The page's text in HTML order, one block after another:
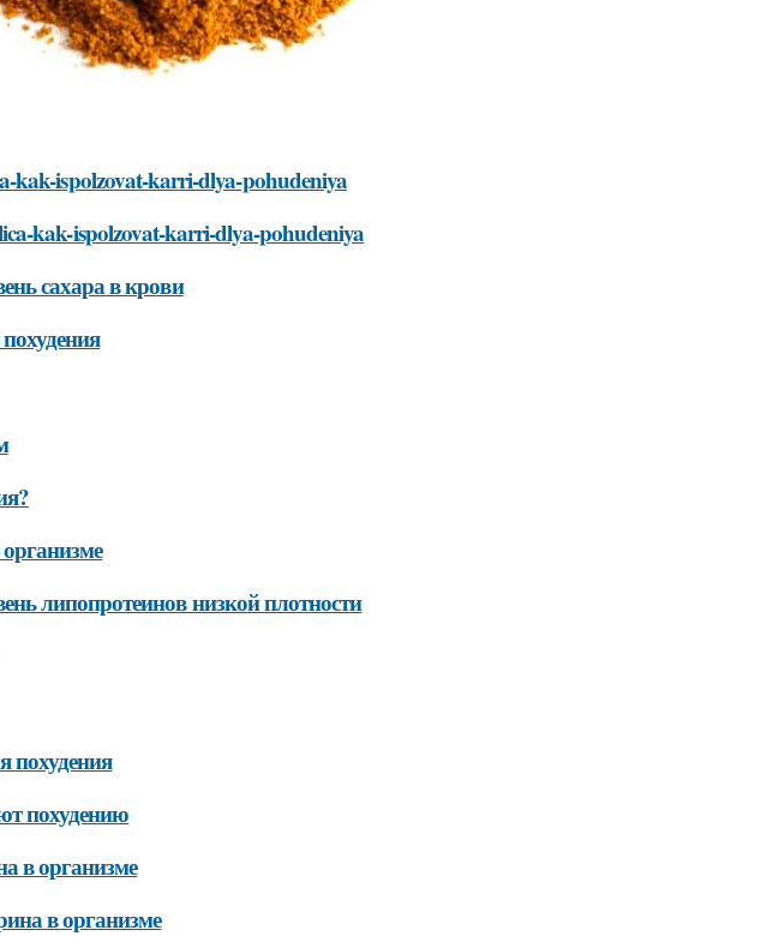
kak-ispolzovat-karri-dlya-pohudeniya
kak-ispolzovat-karri-dlya-pohudeniya
сахара в крови
липопротеинов низкой плотности
похудения
похудению
в организме
в организме